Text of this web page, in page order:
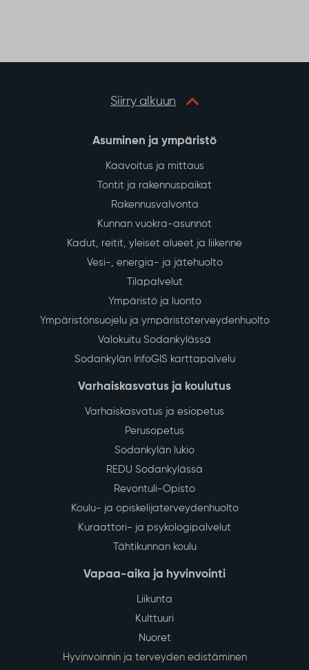
Siirry alkuun
Asuminen ja ympäristö
Kaavoitus ja mittaus
Tontit ja rakennuspaikat
Rakennusvalvonta
Kunnan vuokra-asunnot
Kadut, reitit, yleiset alueet ja liikenne
Vesi-, energia- ja jätehuolto
Tilapalvelut
Ympäristö ja luonto
Ympäristönsuojelu ja ympäristöterveydenhuolto
Valokuitu Sodankylässä
Sodankylän InfoGIS karttapalvelu
Varhaiskasvatus ja koulutus
Varhaiskasvatus ja esiopetus
Perusopetus
Sodankylän lukio
REDU Sodankylässä
Revontuli-Opisto
Koulu- ja opiskelijaterveydenhuolto
Kuraattori- ja psykologipalvelut
Tähtikunnan koulu
Vapaa-aika ja hyvinvointi
Liikunta
Kulttuuri
Nuoret
Hyvinvoinnin ja terveyden edistäminen